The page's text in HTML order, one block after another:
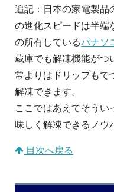
追記：日本の家電製品
の進化スピードは半端
の所有しているパナソ
蔵庫でも解凍機能がつ
常よりはドリップもで
解凍できます。
ここではあえてそうい
味しく解凍できるノウ
目次へ戻る